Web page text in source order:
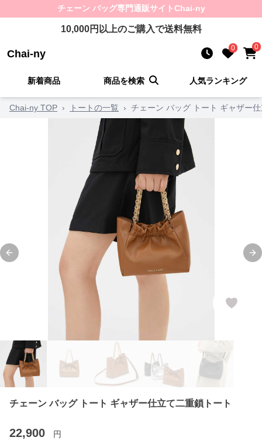
チェーン バッグ専門通販サイトChai-ny
10,000円以上のご購入で送料無料
Chai-ny 0 0
新着商品 商品を検索 人気ランキング
Chai-ny TOP › トートの一覧 › チェーン バッグ トート ギャザー
Previous slide
チェーン バッグ トート ギャザー仕立て二重鎖トート
22,900 円